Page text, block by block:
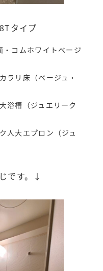
タイプ
コムホワイトベージ
リ床（ベージュ・
浴槽（ジュエリーク
人大エプロン（ジュ
です。↓